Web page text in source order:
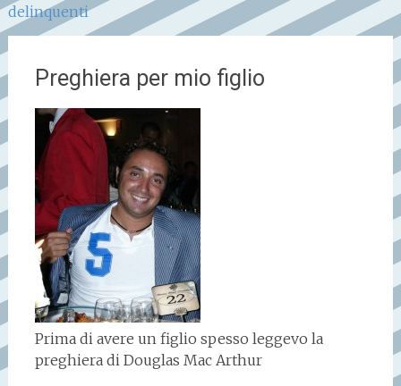
delinquenti
Preghiera per mio figlio
Prima di avere un figlio spesso leggevo la
preghiera di Douglas Mac Arthur